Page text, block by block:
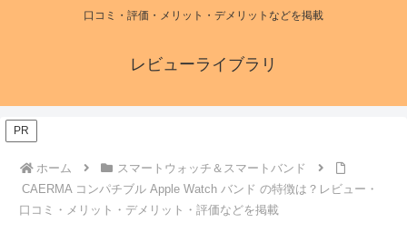
口コミ・評価・メリット・デメリットなどを掲載
レビューライブラリ
ホーム
スマートウォッチ＆スマートバンド
CAERMA コンパチブル Apple Watch バンド の特徴は？レビュー・
口コミ・メリット・デメリット・評価などを掲載
PR